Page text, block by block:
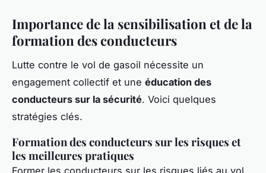
Importance de la sensibilisation et de la
formation des conducteurs
Lutte contre le vol de gasoil nécessite un
engagement collectif et une éducation des
conducteurs sur la sécurité. Voici quelques
stratégies clés.
Formation des conducteurs sur les risques et
les meilleures pratiques